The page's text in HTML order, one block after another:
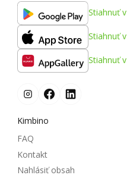
Stiahnuť v
Stiahnuť v
Stiahnuť v
Kimbino
FAQ
Kontakt
Nahlásiť obsah